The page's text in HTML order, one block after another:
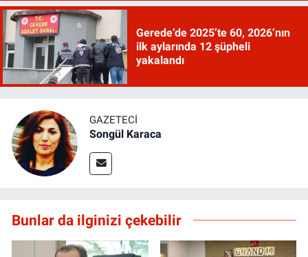
Gerede’de 2025’te 60, 2026’nın
ilk aylarında 12 şüpheli
yakalandı
GAZETECI
Songül Karaca
Bunlar da ilginizi çekebilir